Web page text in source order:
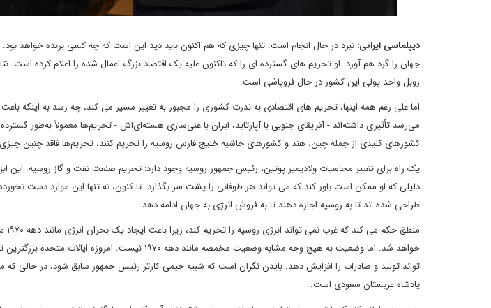
دیپلماسی ایرانی: نبرد در حال انجام است. تنها چیزی که هم اکنون باید دید این است که چه کسی برنده خواهد بود.
جهان را گرد هم آورد. او تحریم های گسترده ای را که تاکنون علیه یک اقتصاد بزرگ اعمال شده را اعلام کرده است.
روبل واحد پولی این کشور در حال فروپاشی است.
اما علی رغم همه اینها، تحریم های اقتصادی به ندرت کشوری را مجبور به تغییر مسیر می کند، چه رسد به اینکه
می‌رسد تأثیری داشته‌اند - آفریقای جنوبی با آپارتاید، ایران با غنی‌سازی هسته‌ای‌اش - تحریم‌ها معمولاً به‌طور
کشورهای کلیدی از جمله چین، هند و کشورهای حاشیه خلیج فارس روسیه را تحریم کنند، تحریم‌ها فاقد چنین
یک راه برای تغییر محاسبات ولادیمیر پوتین، رئیس جمهور روسیه وجود دارد: تحریم صنعت نفت و گاز روسیه. این
دلیلی که او ممکن است باور کند که می تواند هر طوفانی را پشت سر بگذارد. تا کنون، نه تنها این موارد دست
طراحی شده اند تا به روسیه اجازه دهند تا به فروش انرژی به جهان ادامه دهد.
خواهد شد. اما وضعیت به هیچ وجه مشابه وضعیت مخمصه مانند دهه
تواند تولید و صادرات را افزایش دهد. بایدن نگران است که شبیه جیمی کارتر رئیس جمهور سابق شود، در حالی که
پادشاه عربستان سعودی است.